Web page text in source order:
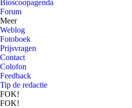
Bioscoopagenda
Forum
Meer
Weblog
Fotoboek
Prijsvragen
Contact
Colofon
Feedback
Tip de redactie
FOK!
FOK!